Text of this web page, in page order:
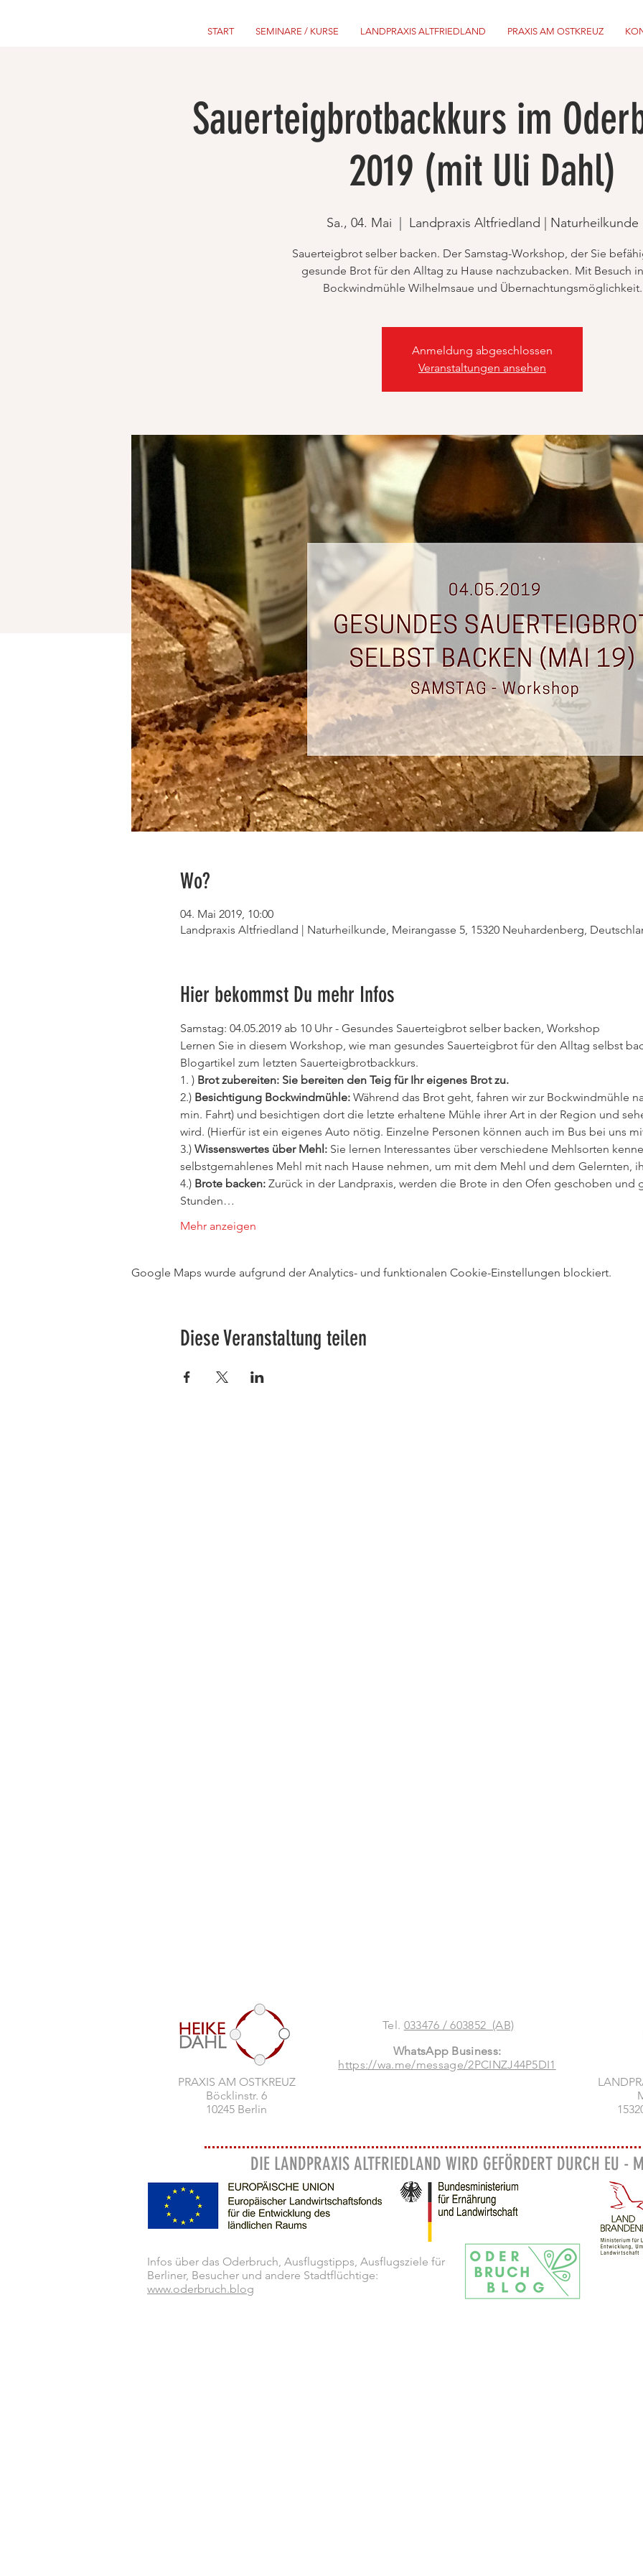
START SEMINARE / KURSE LANDPRAXIS ALTFRIEDLAND PRAXIS AM OSTKREUZ
Sauerteigbrotbackkurs im
2019 (mit Uli Dahl)
Sa., 04. Mai Landpraxis Altfriedland | Naturheilkunde
Sauerteigbrot selber backen. Der Samstag-Workshop, der Sie
gesunde Brot für den Alltag zu Hause nachzubacken. Mit Besuch
Bockwindmühle Wilhelmsaue und Übernachtungsmöglichkeit.
Anmeldung abgeschlossen
Veranstaltungen ansehen
Wo?
04. Mai 2019, 10:00
Landpraxis Altfriedland | Naturheilkunde, Meirangasse 5, 15320 Neuhardenberg,
Hier bekommst Du mehr Infos
Samstag: 04.05.2019 ab 10 Uhr - Gesundes Sauerteigbrot selber backen, Workshop
Lernen Sie in diesem Workshop, wie man gesundes Sauerteigbrot für den Alltag selbst
Blogartikel zum letzten Sauerteigbrotbackkurs.
1. ) Brot zubereiten: Sie bereiten den Teig für Ihr eigenes Brot zu.
2.) Besichtigung Bockwindmühle: Während das Brot geht, fahren wir zur Bockwindmühle
min. Fahrt) und besichtigen dort die letzte erhaltene Mühle ihrer Art in der Region und
wird. (Hierfür ist ein eigenes Auto nötig. Einzelne Personen können auch im Bus bei uns
3.) Wissenswertes über Mehl: Sie lernen Interessantes über verschiedene Mehlsorten
selbstgemahlenes Mehl mit nach Hause nehmen, um mit dem Mehl und dem Gelernten,
4.) Brote backen: Zurück in der Landpraxis, werden die Brote in den Ofen geschoben und
Stunden…
Mehr anzeigen
Google Maps wurde aufgrund der Analytics- und funktionalen Cookie-Einstellungen blockiert.
Diese Veranstaltung teilen
Tel. 033476 / 603852 (AB)
WhatsApp Business:
https://wa.me/message/2PCINZJ44P5DI1
PRAXIS AM OSTKREUZ
Böcklinstr. 6
10245 Berlin
DIE LANDPRAXIS ALTFRIEDLAND WIRD GEFÖRDERT DURCH EU -
Infos über das Oderbruch, Ausflugstipps, Ausflugsziele für
Berliner, Besucher und andere Stadtflüchtige:
www.oderbruch.blog